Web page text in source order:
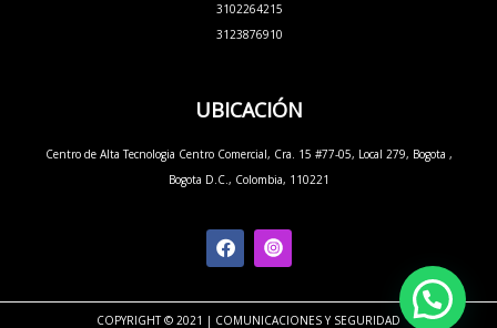
3102264215
3123876910
UBICACIÓN
Centro de Alta Tecnologia Centro Comercial, Cra. 15 #77-05, Local 279, Bogota ,
Bogota D.C., Colombia, 110221
F
a
c
b
COPYRIGHT © 2021 | COMUNICACIONES Y SEGURIDAD